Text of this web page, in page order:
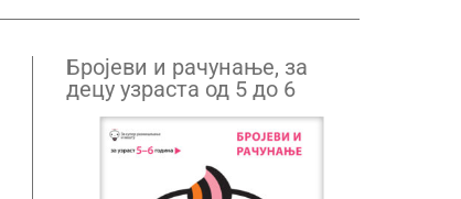
Бројеви и рачунање, за
децу узраста од 5 до 6
година